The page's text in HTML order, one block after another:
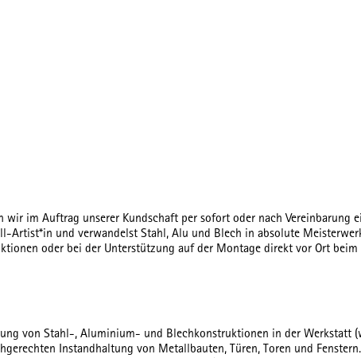
wir im Auftrag unserer Kundschaft per sofort oder nach
Artist*in und verwandelst Stahl, Alu und Blech in absolute
oder bei der Unterstützung auf der Montage direkt vor Ort
von Stahl-, Aluminium- und Blechkonstruktionen in der Werkstatt
Instandhaltung von Metallbauten, Türen, Toren und Fenstern.